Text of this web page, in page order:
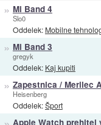
» Mi Band 4
Slo0
Oddelek: Mobilne
» Mi Band 3
gregyk
Oddelek: Kaj kupiti
» Zapestnica / Merilec
Heisenberg
Oddelek:Šport
Apple Watch prehitel